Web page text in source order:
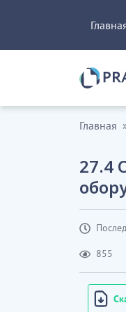
Главная
27.4
855